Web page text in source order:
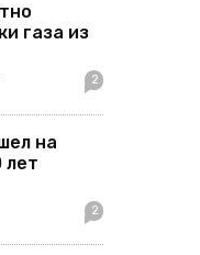
газа из
2
на
лет
2